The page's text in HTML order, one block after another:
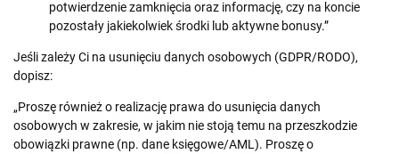
potwierdzenie zamknięcia oraz informację, czy na koncie
pozostały jakiekolwiek środki lub aktywne bonusy.”
Jeśli zależy Ci na usunięciu danych osobowych (GDPR/RODO),
dopisz:
„Proszę również o realizację prawa do usunięcia danych
osobowych w zakresie, w jakim nie stoją temu na przeszkodzie
obowiązki prawne (np. dane księgowe/AML). Proszę o